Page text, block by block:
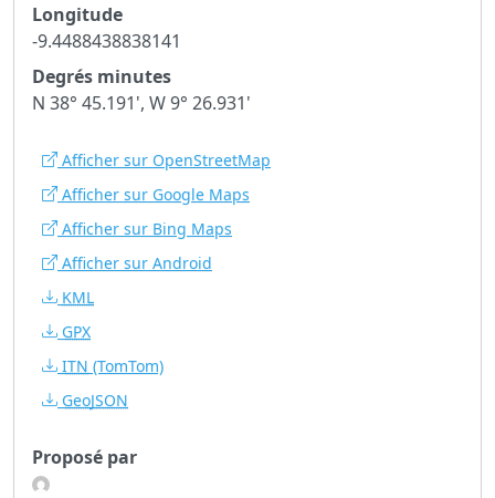
Longitude
-9.4488438838141
Degrés minutes
N 38° 45.191', W 9° 26.931'
Afficher sur OpenStreetMap
Afficher sur Google Maps
Afficher sur Bing Maps
Afficher sur Android
KML
GPX
ITN (TomTom)
GeoJSON
Proposé par